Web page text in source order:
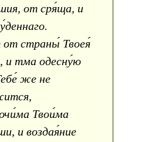
от сря́ща, и
от страны́ Твоея́
и тма одесну́ю
же не
Твои́ма
и воздая́ние